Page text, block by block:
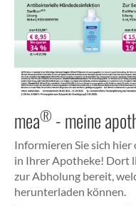
mea® - meine
Informieren Sie sich hier
in Ihrer Apotheke! Dort
zur Abholung bereit,
herunterladen können.